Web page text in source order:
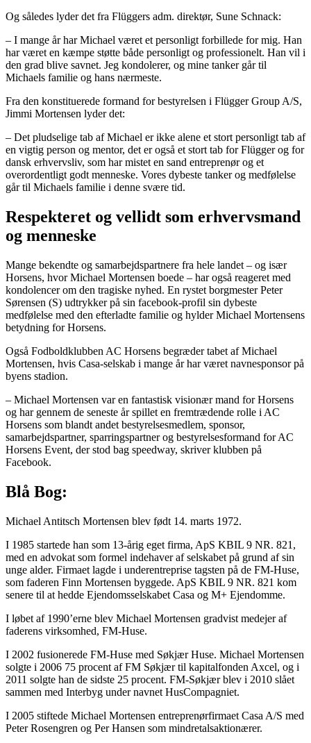
Og således lyder det fra Flüggers adm. direktør, Sune Schnack:
– I mange år har Michael været et personligt forbillede for mig. Han
har været en kæmpe støtte både personligt og professionelt. Han vil i
den grad blive savnet. Jeg kondolerer, og mine tanker går til
Michaels familie og hans nærmeste.
Fra den konstituerede formand for bestyrelsen i Flügger Group A/S,
Jimmi Mortensen lyder det:
– Det pludselige tab af Michael er ikke alene et stort personligt tab af
en vigtig person og mentor, det er også et stort tab for Flügger og for
dansk erhvervsliv, som har mistet en sand entreprenør og et
overordentligt godt menneske. Vores dybeste tanker og medfølelse
går til Michaels familie i denne svære tid.
Respekteret og vellidt som erhvervsmand
og menneske
Mange bekendte og samarbejdspartnere fra hele landet – og især
Horsens, hvor Michael Mortensen boede – har også reageret med
kondolencer om den tragiske nyhed. En rystet borgmester Peter
Sørensen (S) udtrykker på sin facebook-profil sin dybeste
medfølelse med den efterladte familie og hylder Michael Mortensens
betydning for Horsens.
Også Fodboldklubben AC Horsens begræder tabet af Michael
Mortensen, hvis Casa-selskab i mange år har været navnesponsor på
byens stadion.
– Michael Mortensen var en fantastisk visionær mand for Horsens
og har gennem de seneste år spillet en fremtrædende rolle i AC
Horsens som blandt andet bestyrelsesmedlem, sponsor,
samarbejdspartner, sparringspartner og bestyrelsesformand for AC
Horsens Event, der stod bag speedway, skriver klubben på
Facebook.
Blå Bog:
Michael Antitsch Mortensen blev født 14. marts 1972.
I 1985 startede han som 13-årig eget firma, ApS KBIL 9 NR. 821,
med en advokat som formel indehaver af selskabet på grund af sin
unge alder. Firmaet lagde i underentreprise tagsten på de FM-Huse,
som faderen Finn Mortensen byggede. ApS KBIL 9 NR. 821 kom
senere til at hedde Ejendomsselskabet Casa og M+ Ejendomme.
I løbet af 1990’erne blev Michael Mortensen gradvist medejer af
faderens virksomhed, FM-Huse.
I 2002 fusionerede FM-Huse med Søkjær Huse. Michael Mortensen
solgte i 2006 75 procent af FM Søkjær til kapitalfonden Axcel, og i
2011 solgte han de sidste 25 procent. FM-Søkjær blev i 2010 slået
sammen med Interbyg under navnet HusCompagniet.
I 2005 stiftede Michael Mortensen entreprenørfirmaet Casa A/S med
Peter Rosengren og Per Hansen som mindretalsaktionærer.